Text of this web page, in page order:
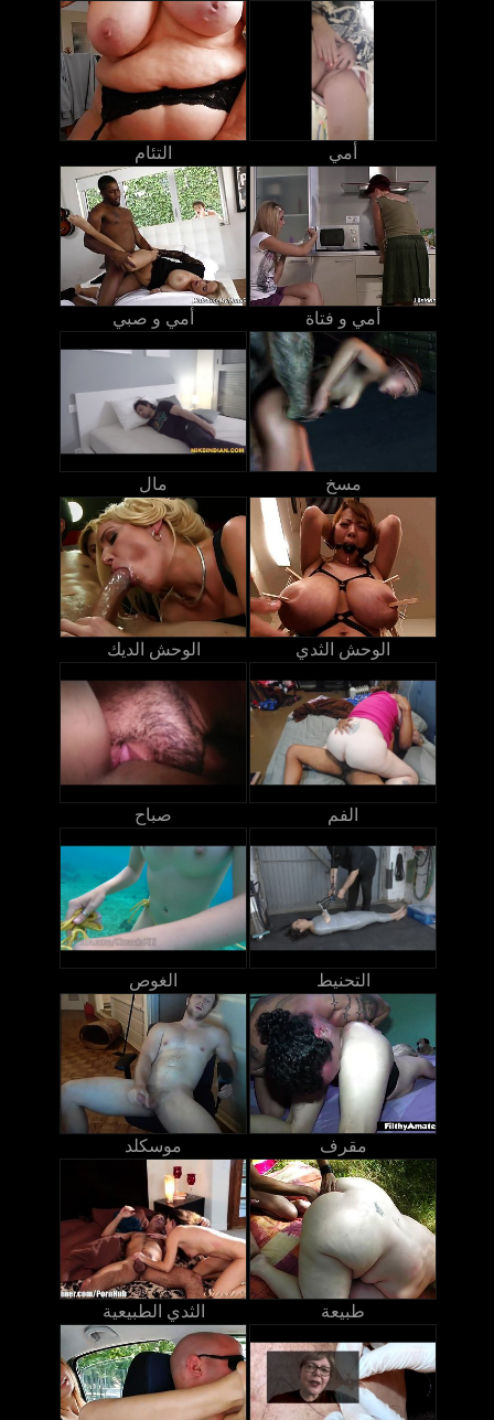
التئام أمي
أمي و صبي أمي و فتاة
مال مسخ
الوحش الديك الوحش الثدي
صباح الفم
الغوص التحنيط
موسكلد مقرف
الثدي الطبيعية طبيعة